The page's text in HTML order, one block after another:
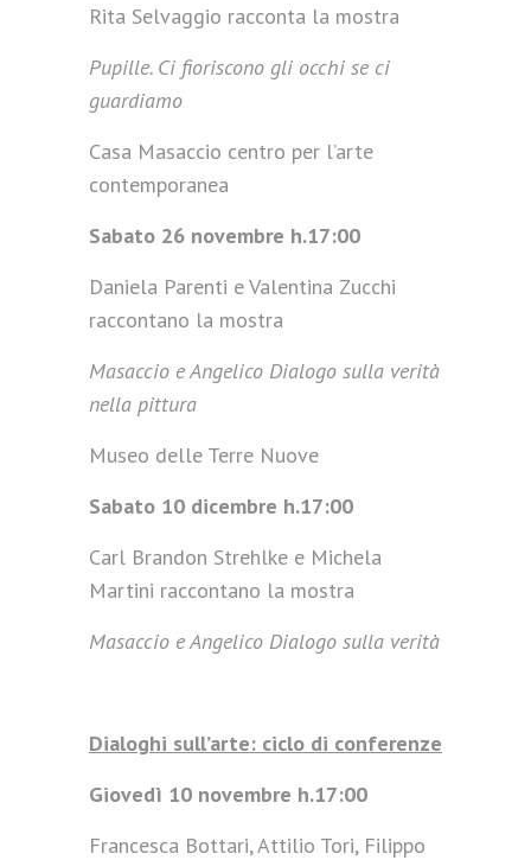
Rita Selvaggio racconta la mostra
Pupille. Ci fioriscono gli occhi se ci
guardiamo
Casa Masaccio centro per l’arte
contemporanea
Sabato 26 novembre h.17:00
Daniela Parenti e Valentina Zucchi
raccontano la mostra
Masaccio e Angelico Dialogo sulla verità
nella pittura
Museo delle Terre Nuove
Sabato 10 dicembre h.17:00
Carl Brandon Strehlke e Michela
Martini raccontano la mostra
Masaccio e Angelico Dialogo sulla verità
Dialoghi sull’arte: ciclo di conferenze
Giovedì 10 novembre h.17:00
Francesca Bottari, Attilio Tori, Filippo